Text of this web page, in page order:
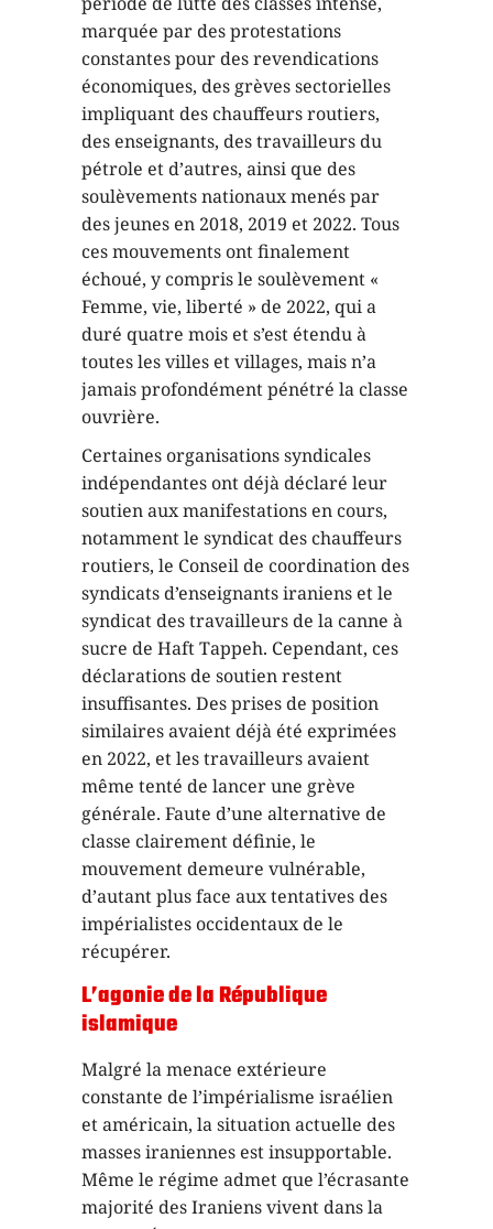
marquée par des protestations
constantes pour des revendications
économiques, des grèves sectorielles
impliquant des chauffeurs routiers,
des enseignants, des travailleurs du
pétrole et d’autres, ainsi que des
soulèvements nationaux menés par
des jeunes en 2018, 2019 et 2022. Tous
ces mouvements ont finalement
échoué, y compris le soulèvement «
Femme, vie, liberté » de 2022, qui a
duré quatre mois et s’est étendu à
toutes les villes et villages, mais n’a
jamais profondément pénétré la classe
ouvrière.
Certaines organisations syndicales
indépendantes ont déjà déclaré leur
soutien aux manifestations en cours,
notamment le syndicat des chauffeurs
routiers, le Conseil de coordination des
syndicats d’enseignants iraniens et le
syndicat des travailleurs de la canne à
sucre de Haft Tappeh. Cependant, ces
déclarations de soutien restent
insuffisantes. Des prises de position
similaires avaient déjà été exprimées
en 2022, et les travailleurs avaient
même tenté de lancer une grève
générale. Faute d’une alternative de
classe clairement définie, le
mouvement demeure vulnérable,
d’autant plus face aux tentatives des
impérialistes occidentaux de le
récupérer.
L’agonie de la République
islamique
Malgré la menace extérieure
constante de l’impérialisme israélien
et américain, la situation actuelle des
masses iraniennes est insupportable.
Même le régime admet que l’écrasante
majorité des Iraniens vivent dans la